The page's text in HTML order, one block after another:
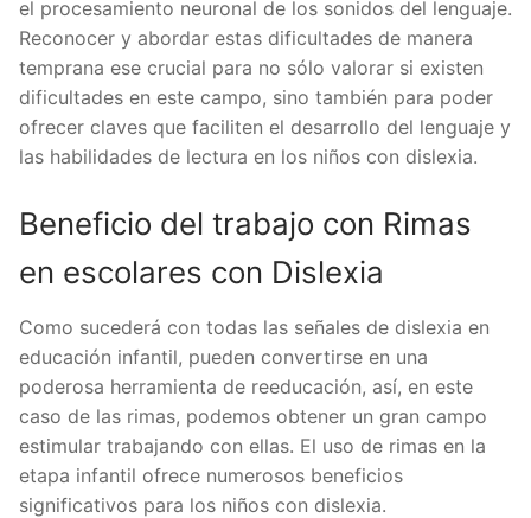
el procesamiento neuronal de los sonidos del lenguaje.
Reconocer y abordar estas dificultades de manera
temprana ese crucial para no sólo valorar si existen
dificultades en este campo, sino también para poder
ofrecer claves que faciliten el desarrollo del lenguaje y
las habilidades de lectura en los niños con dislexia.
Beneficio del trabajo con Rimas
en escolares con Dislexia
Como sucederá con todas las señales de dislexia en
educación infantil, pueden convertirse en una
poderosa herramienta de reeducación, así, en este
caso de las rimas, podemos obtener un gran campo
estimular trabajando con ellas. El uso de rimas en la
etapa infantil ofrece numerosos beneficios
significativos para los niños con dislexia.